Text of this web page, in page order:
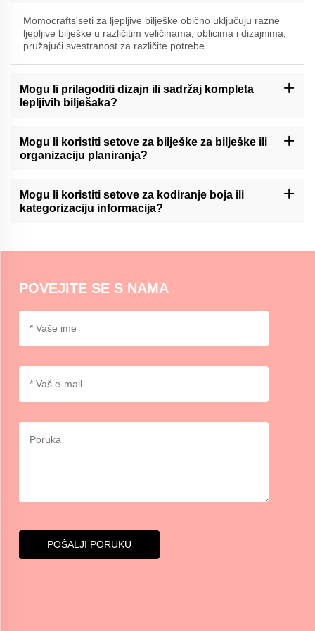
Momocrafts'seti za ljepljive bilješke obično uključuju razne
ljepljive bilješke u različitim veličinama, oblicima i dizajnima,
pružajući svestranost za različite potrebe.
Mogu li prilagoditi dizajn ili sadržaj kompleta
lepljivih bilješaka?
lepljivih bilješaka. Molimo vas da kontaktirate našu podršku ili
provjerite našu web stranicu za dostupne usluge prilagođavanja.
Mogu li koristiti setove za bilješke za bilješke ili
organizaciju planiranja?
sredstvo za pisanje dnevnika ili organizaciju planera,
omogućavajući korisnicima lako dodavanje i pomicanje bilješaka
unutar svojih rasporeda.
Mogu li koristiti setove za kodiranje boja ili
kategorizaciju informacija?
način razlikovanja i naglašavanja važnih detalja.
POVEJITE SE S NAMA
POŠALJI PORUKU